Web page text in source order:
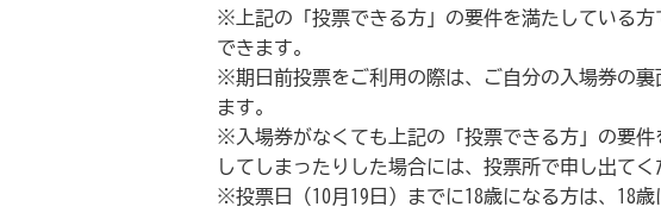
※上記の「投票できる方」の要件を満たしている
できます。
※期日前投票をご利用の際は、ご自分の入場券の
ます。
※入場券がなくても上記の「投票できる方」の要
してしまったりした場合には、投票所で申し出てく
※投票日（10月19日）までに18歳になる方は、18